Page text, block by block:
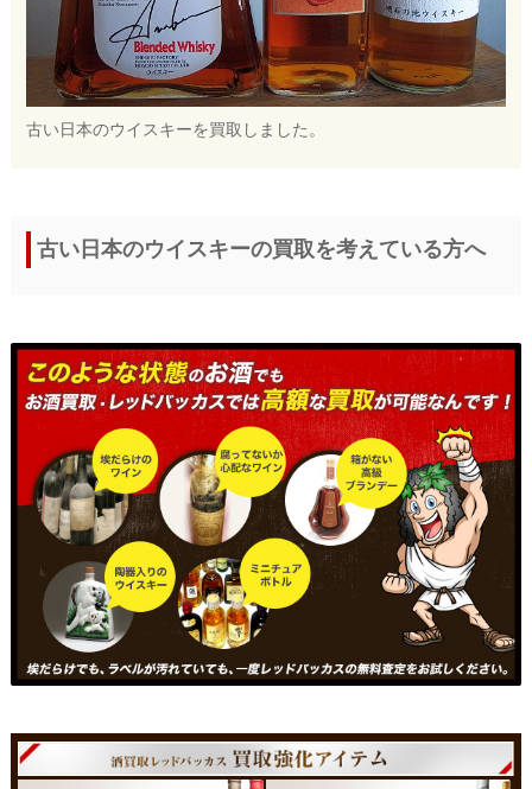
古い日本のウイスキーを買取しました。
古い日本のウイスキーの買取を考えている方へ